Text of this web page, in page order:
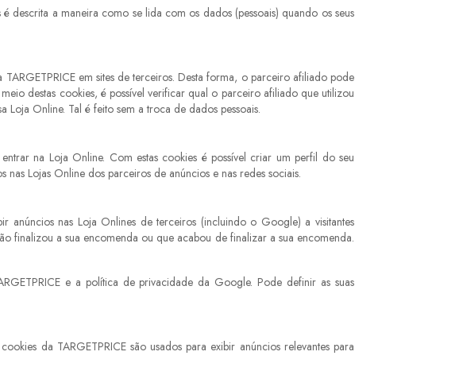
descrita a maneira como se lida com os dados (pessoais) quando os seus
em sites de terceiros. Desta forma, o parceiro afiliado pode
destas cookies, é possível verificar qual o parceiro afiliado que utilizou
Loja Online. Tal é feito sem a troca de dados pessoais.
na Loja Online. Com estas cookies é possível criar um perfil do seu
Lojas Online dos parceiros de anúncios e nas redes sociais.
nas Loja Onlines de terceiros (incluindo o Google) a visitantes
finalizou a sua encomenda ou que acabou de finalizar a sua encomenda.
e a política de privacidade da Google. Pode definir as suas
da TARGETPRICE são usados para exibir anúncios relevantes para